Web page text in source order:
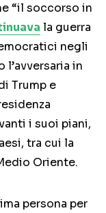
“il soccorso in
la guerra
negli
l’avversaria in
Trump e
i suoi piani,
tra cui la
Oriente.
persona per